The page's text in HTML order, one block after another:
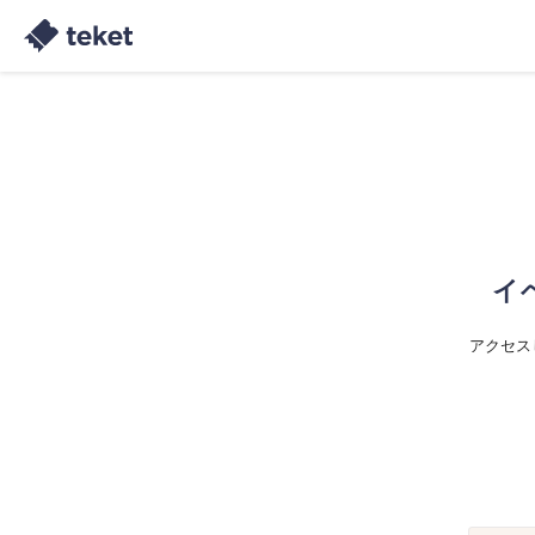
イ
アクセ